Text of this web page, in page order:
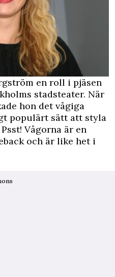
en roll i pjäsen
stadsteater. När
hon det vågiga
populärt sätt att styla
Vågorna är en
och är like het i